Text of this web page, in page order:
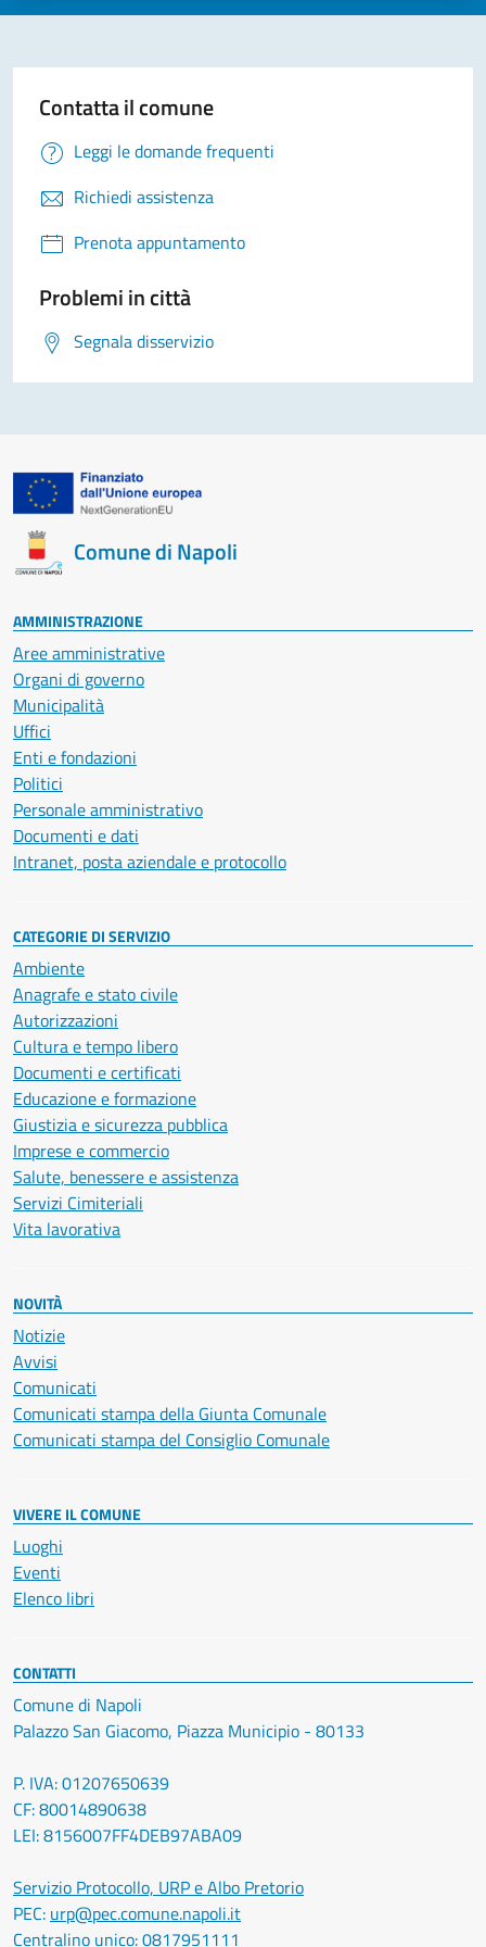
Contatta il comune
Leggi le domande frequenti
Richiedi assistenza
Prenota appuntamento
Problemi in città
Segnala disservizio
Comune di Napoli
AMMINISTRAZIONE
Aree amministrative
Organi di governo
Municipalità
Uffici
Enti e fondazioni
Politici
Personale amministrativo
Documenti e dati
Intranet, posta aziendale e protocollo
CATEGORIE DI SERVIZIO
Ambiente
Anagrafe e stato civile
Autorizzazioni
Cultura e tempo libero
Documenti e certificati
Educazione e formazione
Giustizia e sicurezza pubblica
Imprese e commercio
Salute, benessere e assistenza
Servizi Cimiteriali
Vita lavorativa
NOVITÀ
Notizie
Avvisi
Comunicati
Comunicati stampa della Giunta Comunale
Comunicati stampa del Consiglio Comunale
VIVERE IL COMUNE
Luoghi
Eventi
Elenco libri
CONTATTI
Comune di Napoli
Palazzo San Giacomo, Piazza Municipio - 80133
P. IVA: 01207650639
CF: 80014890638
LEI: 8156007FF4DEB97ABA09
Servizio Protocollo, URP e Albo Pretorio
PEC: urp@pec.comune.napoli.it
Centralino unico:0817951111